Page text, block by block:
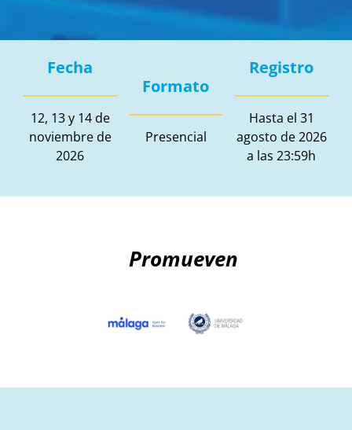
Fecha
12, 13 y 14 de
noviembre de
2026
Formato
Presencial
Registro
Hasta el 31
agosto de 2026
a las 23:59h
Promueven